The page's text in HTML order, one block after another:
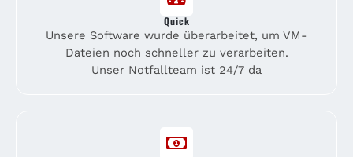
Quick
Unsere Software wurde überarbeitet, um VM-
Dateien noch schneller zu verarbeiten.
Unser Notfallteam ist 24/7 da